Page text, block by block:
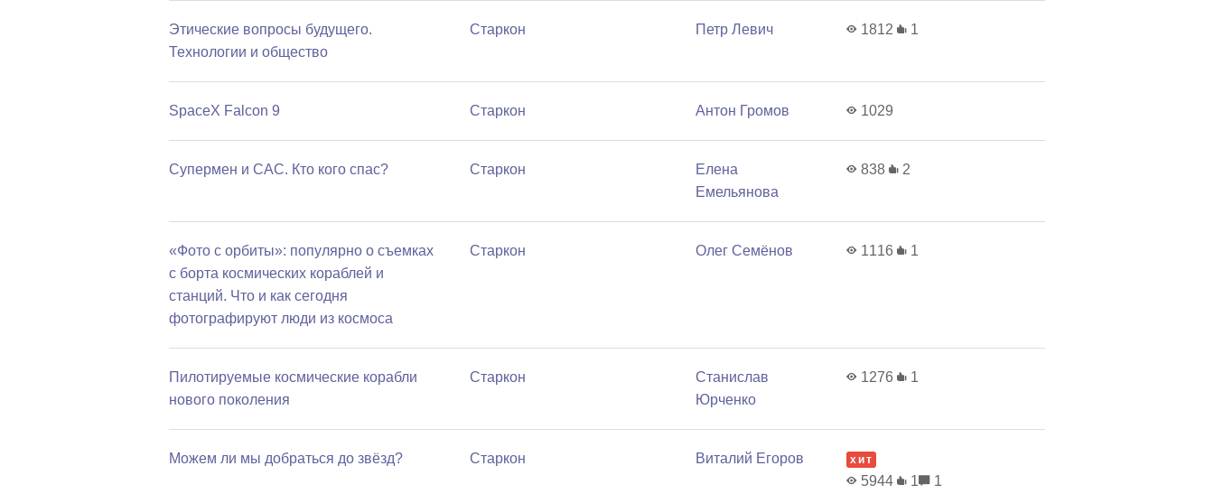
Этические вопросы будущего.
Технологии и общество
Старкон Петр Левич 1812 1
SpaceX Falcon 9 Старкон Антон Громов 1029
Супермен и САС. Кто кого спас? Старкон
Елена
Емельянова
838 2
«Фото с орбиты»: популярно о съемках
с борта космических кораблей и
станций. Что и как сегодня
фотографируют люди из космоса
Старкон Олег Семёнов 1116 1
Пилотируемые космические корабли
нового поколения
Старкон
Станислав
Юрченко
1276 1
Можем ли мы добраться до звёзд? Старкон Виталий Егоров хит
5944 1 1